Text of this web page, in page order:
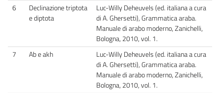
6
Declinazione triptota
e diptota
Luc-Willy Deheuvels (ed. italiana a cura
di A. Ghersetti), Grammatica araba.
Manuale di arabo moderno, Zanichelli,
Bologna, 2010, vol. 1.
7
Ab e akh
Luc-Willy Deheuvels (ed. italiana a cura
di A. Ghersetti), Grammatica araba.
Manuale di arabo moderno, Zanichelli,
Bologna, 2010, vol. 1.